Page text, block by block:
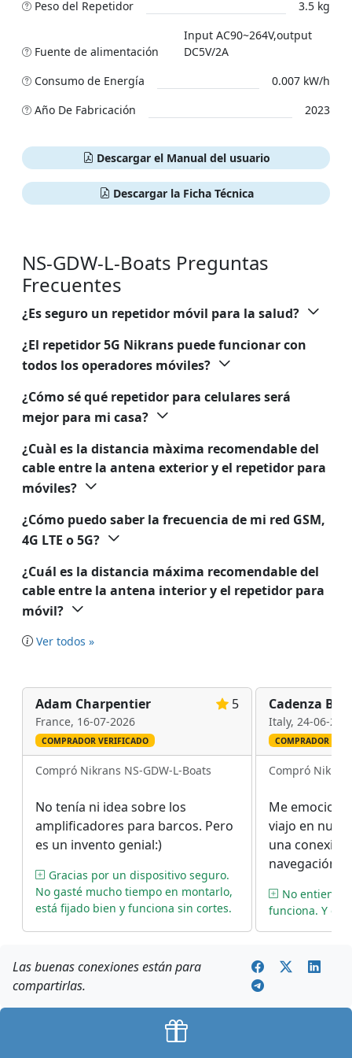
Peso del Repetidor 3.5 kg
Fuente de alimentación
Input AC90~264V,output
DC5V/2A
Сonsumo de Energía
0.007 kW/h
Año De Fabricación
2023
Descargar el Manual del usuario
Descargar la Ficha Técnica
NS-GDW-L-Boats Preguntas
Frecuentes
¿Es seguro un repetidor móvil para la salud?
¿El repetidor 5G Nikrans puede funcionar con
todos los operadores móviles?
¿Cómo sé qué repetidor para celulares será
mejor para mi casa?
¿Cuàl es la distancia màxima recomendable del
cable entre la antena exterior y el repetidor para
móviles?
¿Cómo puedo saber la frecuencia de mi red GSM,
4G LTE o 5G?
¿Cuál es la distancia máxima recomendable del
cable entre la antena interior y el repetidor para
móvil?
Ver todos »
Adam Charpentier 5
France, 16-07-2026
COMPRADOR VERIFICADO
Compró Nikrans NS-GDW-L-Boats
No tenía ni idea sobre los
amplificadores para barcos. Pero
es un invento genial:)
Gracias por un dispositivo seguro.
No gasté mucho tiempo en montarlo,
está fijado bien y funciona sin cortes.
Cadenza
Italy, 24-06-
COMPRADOR
Compró
Me
viajo en
una
navegación
No entiendo
funciona. Y
Las buenas conexiones están para
compartirlas.